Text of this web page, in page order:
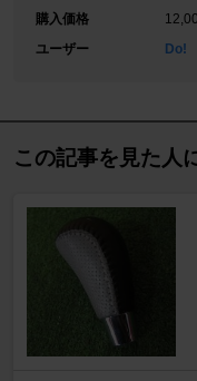
購入価格
ユーザー
Do!
この記事を見た人